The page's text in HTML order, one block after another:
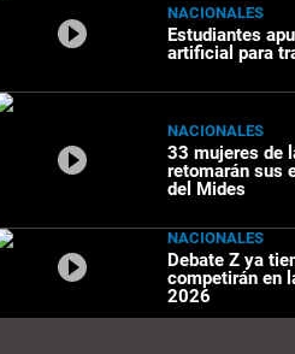
NACIONALES
Estudiantes
artificial para
NACIONALES
33 mujeres de
retomarán sus
del Mides
NACIONALES
Debate Z ya
competirán en
2026